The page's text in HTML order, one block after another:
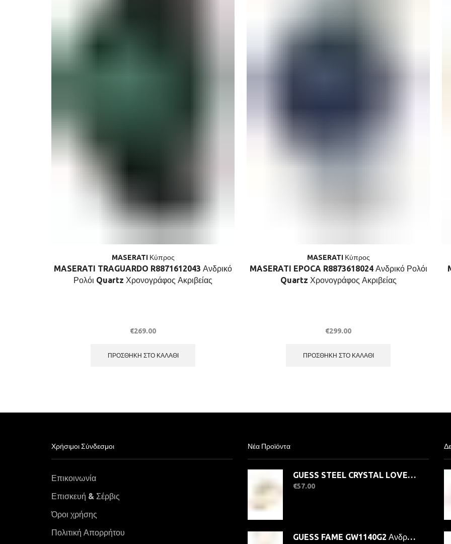
MASERATI Κύπρος
MASERATI TRAGUARDO R8871612043 Ανδρικό
Ρολόι Quartz Χρονογράφος Ακριβείας
€269.00
ΠΡΟΣΘΉΚΗ ΣΤΟ ΚΑΛΆΘΙ
MASERATI Κύπρος
MASERATI EPOCA R8873618024 Ανδρικό Ρολόι
Quartz Χρονογράφος Ακριβείας
€299.00
ΠΡΟΣΘΉΚΗ ΣΤΟ ΚΑΛΆΘΙ
Χρήσιμοι Σύνδεσμοι
Επικοινωνία
Επισκευή & Σέρβις
Όροι χρήσης
Πολιτική Απορρήτου
Νέα Προϊόντα
GUESS STEEL CRYSTAL LOVE JUBR06363JWYG-No.56 Δαχτυλίδι Χρυσό Με Καρδιά
€57.00
GUESS FAME GW1140G2 Ανδρικό Ρολόι Quatrz Ακριβείας